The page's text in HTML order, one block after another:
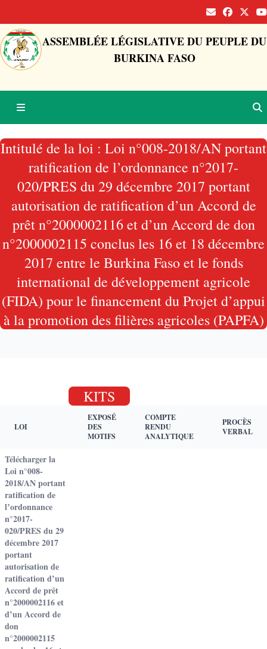
ASSEMBLÉE LÉGISLATIVE DU PEUPLE DU
BURKINA FASO
Intitulé de la loi : Loi n°008-2018/AN portant
ratification de l’ordonnance n°2017-
020/PRES du 29 décembre 2017 portant
autorisation de ratification d’un Accord de
prêt n°2000002116 et d’un Accord de don
n°2000002115 conclus les 16 et 18 décembre
2017 entre le Burkina Faso et le fonds
international de développement agricole
(FIDA) pour le financement du Projet d’appui
à la promotion des filières agricoles (PAPFA)
KITS
LOI
EXPOSÉ
DES
MOTIFS
COMPTE
RENDU
ANALYTIQUE
PROCÈS
VERBAL
Télécharger la
Loi n°008-
2018/AN portant
ratification de
l’ordonnance
n°2017-
020/PRES du 29
décembre 2017
portant
autorisation de
ratification d’un
Accord de prêt
n°2000002116 et
d’un Accord de
don
n°2000002115